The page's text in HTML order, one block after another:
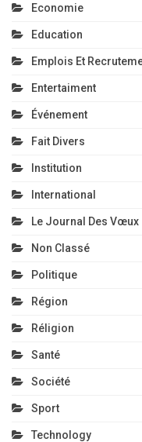
Economie
Education
Emplois Et
Entertaiment
Événement
Fait Divers
Institution
International
Le Journal Des Vœux
Non Classé
Politique
Région
Réligion
Santé
Société
Sport
Technology